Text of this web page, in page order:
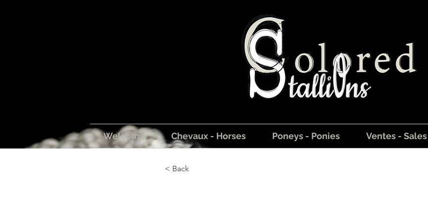
Welcome Chevaux - Horses Poneys - Ponies Ventes - Sales
< Back